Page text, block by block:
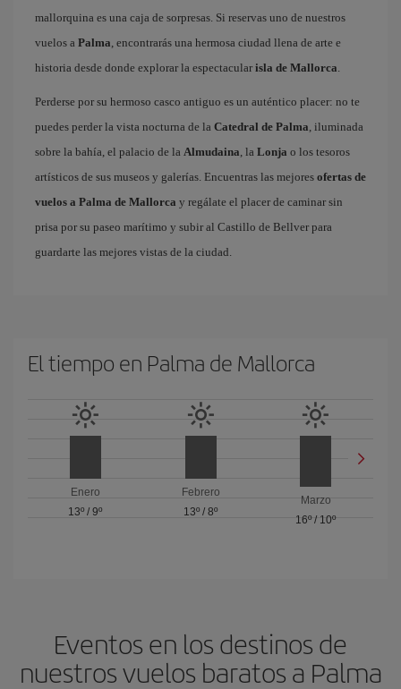
mallorquina es una caja de sorpresas. Si reservas uno de nuestros
vuelos a Palma, encontrarás una hermosa ciudad llena de arte e
historia desde donde explorar la espectacular isla de Mallorca.
Perderse por su hermoso casco antiguo es un auténtico placer: no te
puedes perder la vista nocturna de la Catedral de Palma, iluminada
sobre la bahía, el palacio de la Almudaina, la Lonja o los tesoros
artísticos de sus museos y galerías. Encuentras las mejores ofertas de
vuelos a Palma de Mallorca y regálate el placer de caminar sin
prisa por su paseo marítimo y subir al Castillo de Bellver para
guardarte las mejores vistas de la ciudad.
El tiempo en Palma de Mallorca
Enero
13º /9º
Febrero
13º / 8º
Marzo
16º/ 10º
Eventos en los destinos de
nuestros vuelos baratos a Palma